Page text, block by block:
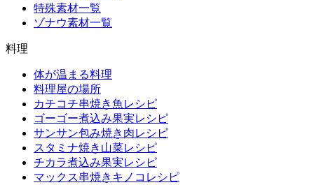
特殊素材一覧
ゾナウ素材一覧
料理
体が温まる料理
料理屋の場所
カチコチ串焼き魚レシピ
ゴーゴー煮込み果実レシピ
サンサン包み焼き肉レシピ
スタミナ焼き山菜レシピ
チカラ煮込み果実レシピ
マックス串焼きキノコレシピ